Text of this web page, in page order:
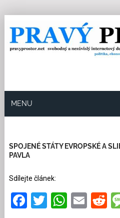
MENU
SPOJENÉ STÁTY EVROPSKÉ A
PAVLA
Sdílejte článek:
Facebook
Twitter